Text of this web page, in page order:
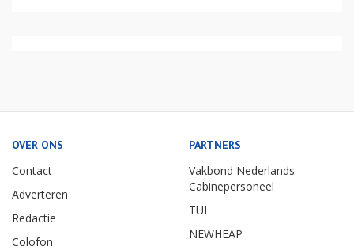
OVER ONS
Contact
Adverteren
Redactie
Colofon
PARTNERS
Vakbond Nederlands
Cabinepersoneel
TUI
NEWHEAP